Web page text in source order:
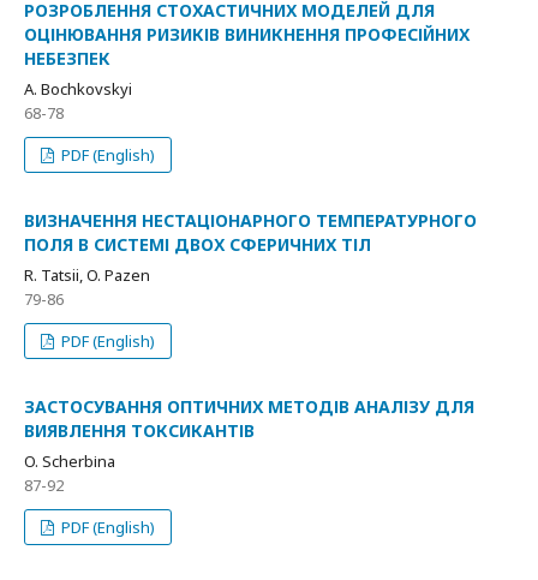
РОЗРОБЛЕННЯ СТОХАСТИЧНИХ МОДЕЛЕЙ ДЛЯ
ОЦІНЮВАННЯ РИЗИКІВ ВИНИКНЕННЯ ПРОФЕСІЙНИХ
НЕБЕЗПЕК
A. Bochkovskyi
68-78
PDF (English)
ВИЗНАЧЕННЯ НЕСТАЦІОНАРНОГО ТЕМПЕРАТУРНОГО
ПОЛЯ В СИСТЕМІ ДВОХ СФЕРИЧНИХ ТІЛ
R. Tatsii, O. Pazen
79-86
PDF (English)
ЗАСТОСУВАННЯ ОПТИЧНИХ МЕТОДІВ АНАЛІЗУ ДЛЯ
ВИЯВЛЕННЯ ТОКСИКАНТІВ
O. Scherbіna
87-92
PDF (English)